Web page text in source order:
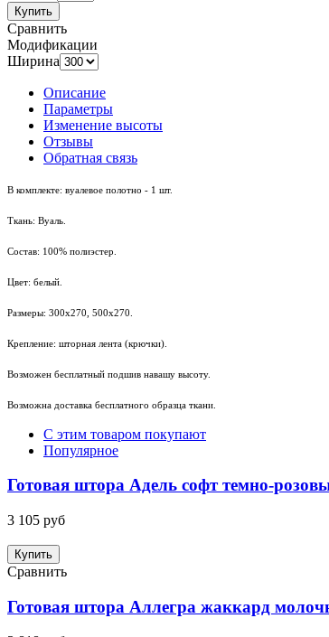
Купить
Сравнить
Модификации
Ширина
Описание
Параметры
Изменение высоты
Отзывы
Обратная связь
В комплекте: вуалевое полотно - 1 шт.
Ткань: Вуаль.
Состав: 100% полиэстер.
Цвет: белый.
Размеры: 300х270, 500х270.
Крепление: шторная лента (крючки).
Возможен бесплатный подшив навашу высоту.
Возможна доставка бесплатного образца ткани.
С этим товаром покупают
Популярное
Готовая штора Адель софт темно-
3 105 руб
Купить
Сравнить
Готовая штора Аллегра жаккард